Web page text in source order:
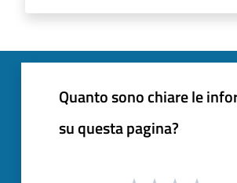
Quanto sono chiare le
su questa pagina?